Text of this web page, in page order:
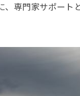
、専門家サポート